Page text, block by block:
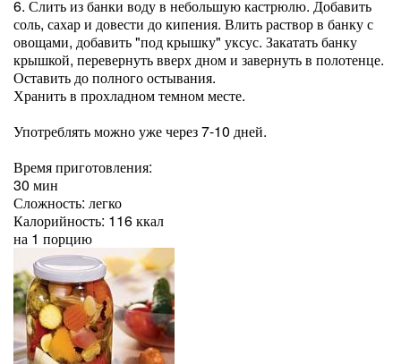
6. Слить из банки воду в небольшую кастрюлю. Добавить
соль, сахар и довести до кипения. Влить раствор в банку с
овощами, добавить "под крышку" уксус. Закатать банку
крышкой, перевернуть вверх дном и завернуть в полотенце.
Оставить до полного остывания.
Хранить в прохладном темном месте.
Употреблять можно уже через 7-10 дней.
Время приготовления:
30 мин
Сложность: легко
Калорийность: 116 ккал
на 1 порцию